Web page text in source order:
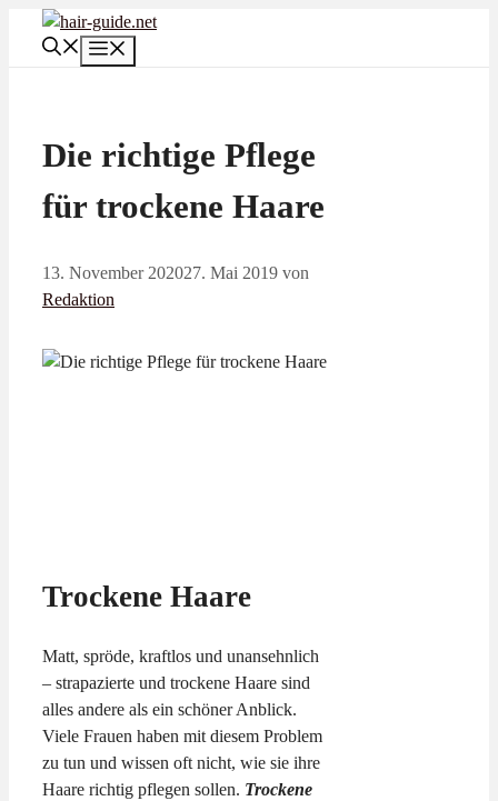
Inhalt
Die richtige Pflege
für trockene Haare
13. November 202027. Mai 2019 von
Redaktion
Trockene Haare
Matt, spröde, kraftlos und unansehnlich
– strapazierte und trockene Haare sind
alles andere als ein schöner Anblick.
Viele Frauen haben mit diesem Problem
zu tun und wissen oft nicht, wie sie ihre
Haare richtig pflegen sollen. Trockene